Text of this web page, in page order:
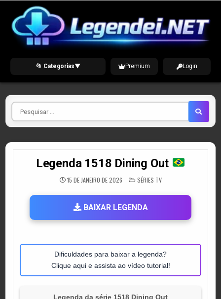
content
📂 Categorias▼ Premium Login
Pesquisar
por
Legenda 1518 Dining Out
15 DE JANEIRO DE 2026 POSTED
IN
SÉRIES TV
BAIXAR LEGENDA
Dificuldades para baixar a legenda?
Clique aqui e assista ao vídeo tutorial!
Legenda da série 1518 Dining Out